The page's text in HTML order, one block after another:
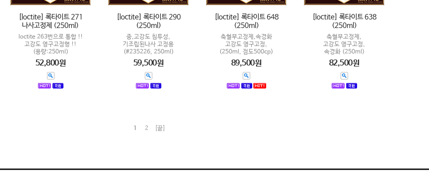
[loctite] 록타이트 271
나사고정제 (250ml)
loctite 263번으로 통합 !!
고강도 영구고정형 !!
(용량:250ml)
52,800원
[loctite] 록타이트 290
(250ml)
중,고강도 침투성,
기조립된나사 고정용
(#235226, 250ml)
59,500원
[loctite] 록타이트 648
(250ml)
축혈부고정제,속경화
고강도 영구고정,
(250ml, 점도500cp)
89,500원
[loctite] 록타이트 638
(250ml)
축혈부고정제,
고강도 영구고정,
속경화 (250ml)
82,500원
1 2 [끝]